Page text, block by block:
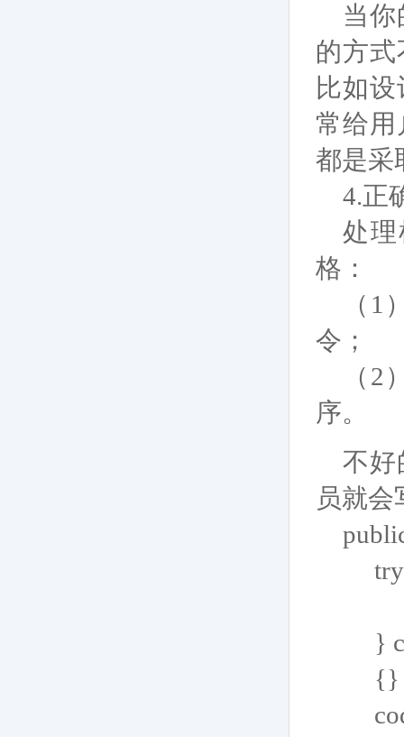
当
的方
比如
常给
都是采
4.正
处
格：
（
令；
（
序。
不好
员就
}
{}